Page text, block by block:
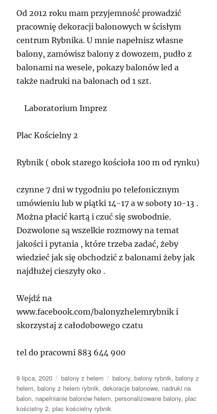
Od 2012 roku mam przyjemność prowadzić
pracownię dekoracji balonowych w ścisłym
centrum Rybnika. U mnie napełnisz własne
balony, zamówisz balony z dowozem, pudło z
balonami na wesele, pokazy balonów led a
także nadruki na balonach od 1 szt.
Laboratorium Imprez
Plac Kościelny 2
Rybnik ( obok starego kościoła 100 m od rynku)
czynne 7 dni w tygodniu po telefonicznym
umówieniu lub w piątki 14-17 a w soboty 10-13 .
Można płacić kartą i czuć się swobodnie.
Dozwolone są wszelkie rozmowy na temat
jakości i pytania , które trzeba zadać, żeby
wiedzieć jak się obchodzić z balonami żeby jak
najdłużej cieszyły oko .
Wejdź na
www.facebook.com/balonyzhelemrybnik i
skorzystaj z całodobowego czatu
tel do pracowni 883 644 900
Data
publikacji
9 lipca, 2020 Kategorie
balony z helem Tagi
balony,balony rybnik,balony z
helem,balony z helem rybnik,dekoracje balonowe, nadruki na
balon, napełnianie balonów helem,personalizowane balony,plac
kościelny 2,plac kościelny rybnik